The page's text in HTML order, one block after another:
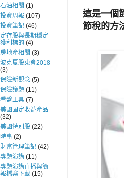
這是一個
節稅的方
石油相關 (1)
投資周報 (107)
投資筆記 (46)
定存股與長期穩定
獲利標的 (4)
房地產相關 (3)
波克夏股東會2018
(3)
保險新觀念 (5)
保險議題 (11)
看盤工具 (7)
美國固定收益產品
(32)
美國特別股 (22)
時事 (2)
財富管理筆記 (42)
專題演講 (11)
專題演講直播與簡
報檔案下載 (15)